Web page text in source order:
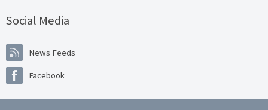
Social Media
News Feeds
Facebook